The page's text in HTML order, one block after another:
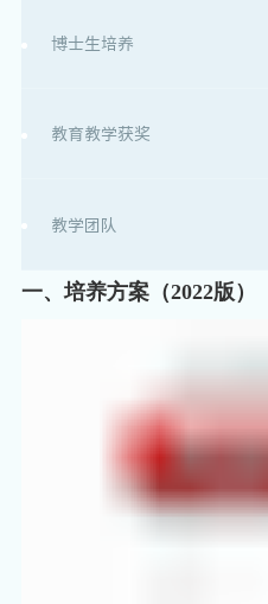
博士生培养
教育教学获奖
教学团队
一、培养方案（2022版）